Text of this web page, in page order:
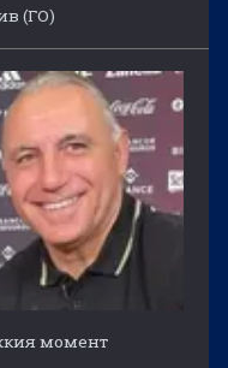
(ГО)
момент